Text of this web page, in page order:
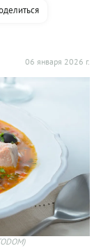
06 января 2026 г.